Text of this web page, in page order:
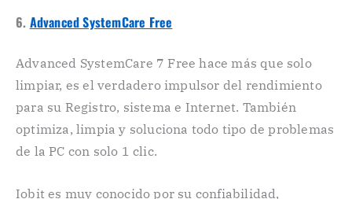
6. Advanced SystemCare Free
Advanced SystemCare 7 Free hace más que solo
limpiar, es el verdadero impulsor del rendimiento
para su Registro, sistema e Internet. También
optimiza, limpia y soluciona todo tipo de problemas
de la PC con solo 1 clic.
Iobit es muy conocido por su confiabilidad,